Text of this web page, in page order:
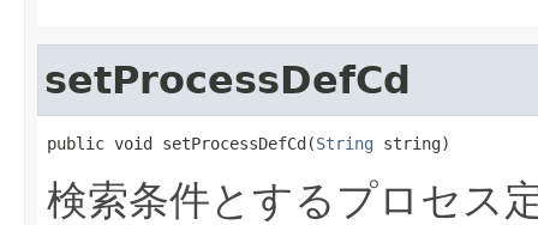
setProcessDefCd
public void setProcessDefCd(String string)
検索条件とするプロセス